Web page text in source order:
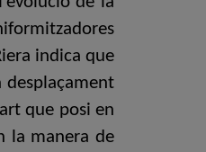
indica que
que posi en
la manera de